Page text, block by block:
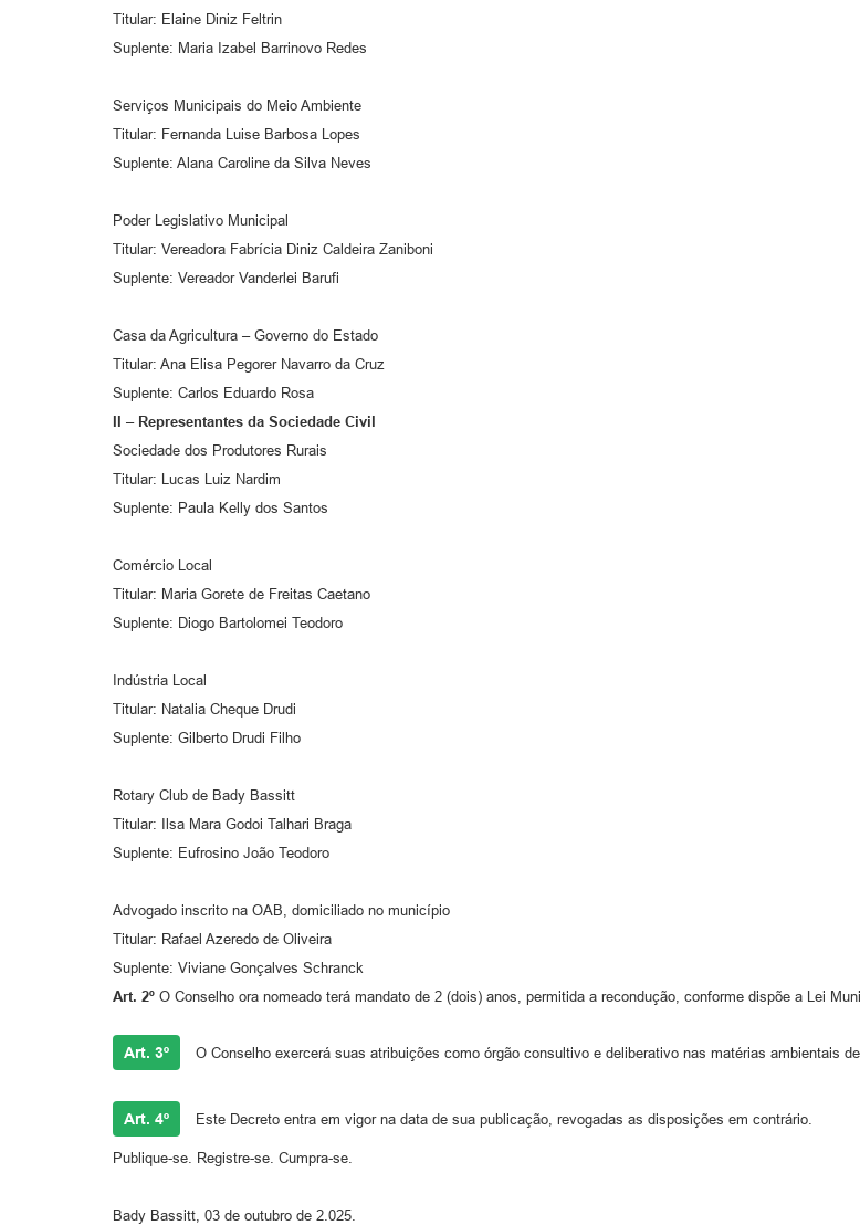
Titular: Elaine Diniz Feltrin
Suplente: Maria Izabel Barrinovo Redes
Serviços Municipais do Meio Ambiente
Titular: Fernanda Luise Barbosa Lopes
Suplente: Alana Caroline da Silva Neves
Poder Legislativo Municipal
Titular: Vereadora Fabrícia Diniz Caldeira Zaniboni
Suplente: Vereador Vanderlei Barufi
Casa da Agricultura – Governo do Estado
Titular: Ana Elisa Pegorer Navarro da Cruz
Suplente: Carlos Eduardo Rosa
II – Representantes da Sociedade Civil
Sociedade dos Produtores Rurais
Titular: Lucas Luiz Nardim
Suplente: Paula Kelly dos Santos
Comércio Local
Titular: Maria Gorete de Freitas Caetano
Suplente: Diogo Bartolomei Teodoro
Indústria Local
Titular: Natalia Cheque Drudi
Suplente: Gilberto Drudi Filho
Rotary Club de Bady Bassitt
Titular: Ilsa Mara Godoi Talhari Braga
Suplente: Eufrosino João Teodoro
Advogado inscrito na OAB, domiciliado no município
Titular: Rafael Azeredo de Oliveira
Suplente: Viviane Gonçalves Schranck
Art. 2º O Conselho ora nomeado terá mandato de 2 (dois) anos, permitida a recondução, conforme dispõe a Lei
Art. 3º O Conselho exercerá suas atribuições como órgão consultivo e deliberativo nas matérias ambientais
Art. 4º Este Decreto entra em vigor na data de sua publicação, revogadas as disposições em contrário.
Publique-se. Registre-se. Cumpra-se.
Bady Bassitt, 03 de outubro de 2.025.